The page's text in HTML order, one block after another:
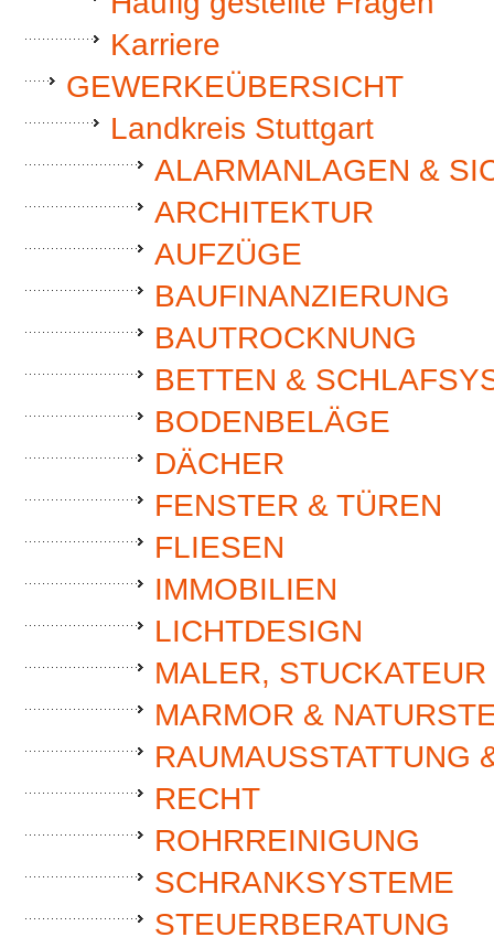
Karriere
GEWERKEÜBERSICHT
Landkreis Stuttgart
ALARMANLAGEN &
ARCHITEKTUR
AUFZÜGE
BAUFINANZIERUNG
BAUTROCKNUNG
BETTEN &
BODENBELÄGE
DÄCHER
FENSTER & TÜREN
FLIESEN
IMMOBILIEN
LICHTDESIGN
MALER,
MARMOR &
RAUMAUSSTATTUNG
RECHT
ROHRREINIGUNG
SCHRANKSYSTEME
STEUERBERATUNG